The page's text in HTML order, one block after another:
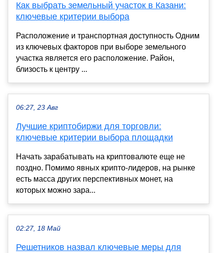
Как выбрать земельный участок в Казани:
ключевые критерии выбора
Расположение и транспортная доступность Одним
из ключевых факторов при выборе земельного
участка является его расположение. Район,
близость к центру ...
06:27, 23 Авг
Лучшие криптобиржи для торговли:
ключевые критерии выбора площадки
Начать зарабатывать на криптовалюте еще не
поздно. Помимо явных крипто-лидеров, на рынке
есть масса других перспективных монет, на
которых можно зара...
02:27, 18 Май
Решетников назвал ключевые меры для